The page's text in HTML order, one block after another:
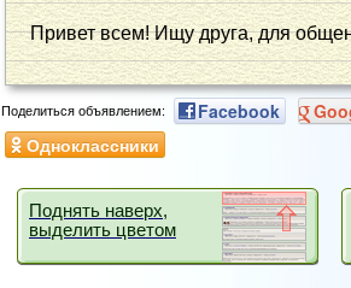
Привет всем! Ищу друга, для
Поделиться объявлением: Facebook
Одноклассники
Поднять наверх,
выделить цветом